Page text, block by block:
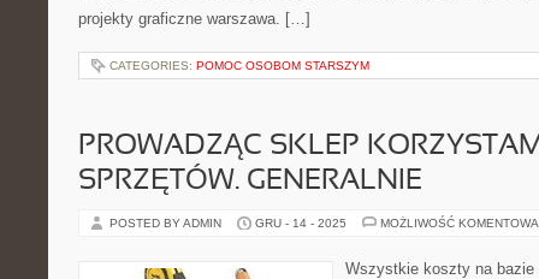
projekty graficzne warszawa. […]
CATEGORIES: POMOC OSOBOM STARSZYM
PROWADZĄC SKLEP
SPRZĘTÓW. GENERALNIE
POSTED BY ADMIN GRU - 14 - 2025 MOŻLIWOŚĆ
Wszystkie koszty na bazie